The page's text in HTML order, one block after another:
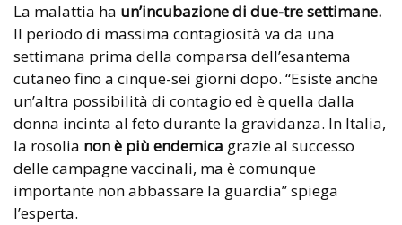
La malattia ha un’incubazione di due-tre settimane.
Il periodo di massima contagiosità va da una
settimana prima della comparsa dell’esantema
cutaneo fino a cinque-sei giorni dopo. “Esiste anche
un’altra possibilità di contagio ed è quella dalla
donna incinta al feto durante la gravidanza. In Italia,
la rosolia non è più endemica grazie al successo
delle campagne vaccinali, ma è comunque
importante non abbassare la guardia” spiega
l’esperta.